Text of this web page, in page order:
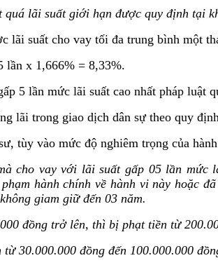
lãi suất giới hạn được quy định tại
lãi suất cho vay tối đa trung bình một
lần x 1,666% = 8,33%.
5 lần mức lãi suất cao nhất pháp
lãi trong giao dịch dân sự theo quy
tùy vào mức độ nghiêm trọng của
cho vay với lãi suất gấp 05 lần
hành chính về hành vi này hoặc
giam giữ đến 03 năm.
đồng trở lên, thì bị phạt tiền từ
30.000.000 đồng đến 100.000.000